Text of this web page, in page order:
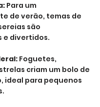
Para um
de verão, temas de
são
e divertidos.
Foguetes,
criam um bolo de
ideal para pequenos